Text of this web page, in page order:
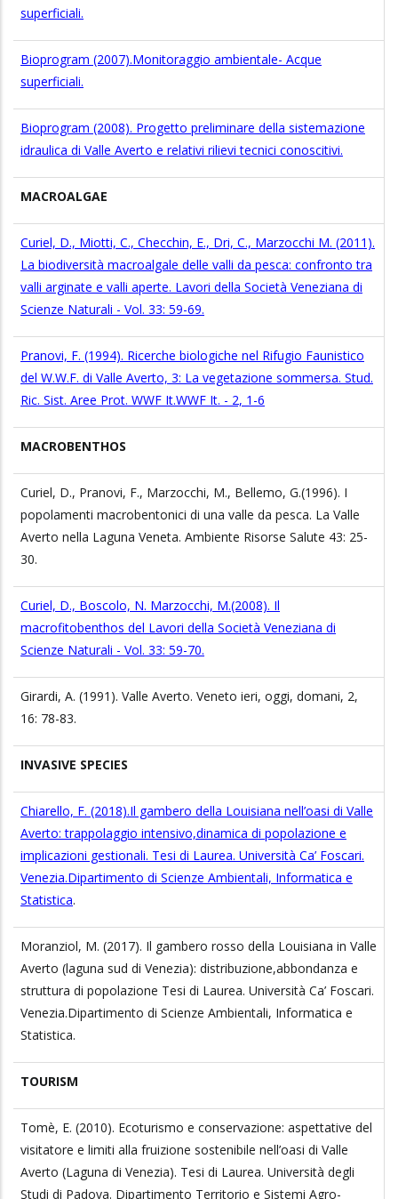
superficiali.
Bioprogram (2007).Monitoraggio ambientale- Acque
superficiali.
Bioprogram (2008). Progetto preliminare della sistemazione
idraulica di Valle Averto e relativi rilievi tecnici conoscitivi.
MACROALGAE
Curiel, D., Miotti, C., Checchin, E., Dri, C., Marzocchi M. (2011).
La biodiversità macroalgale delle valli da pesca: confronto tra
valli arginate e valli aperte. Lavori della Società Veneziana di
Scienze Naturali - Vol. 33: 59-69.
Pranovi, F. (1994). Ricerche biologiche nel Rifugio Faunistico
del W.W.F. di Valle Averto, 3: La vegetazione sommersa. Stud.
Ric. Sist. Aree Prot. WWF It.WWF It. - 2, 1-6
MACROBENTHOS
Curiel, D., Pranovi, F., Marzocchi, M., Bellemo, G.(1996). I
popolamenti macrobentonici di una valle da pesca. La Valle
Averto nella Laguna Veneta. Ambiente Risorse Salute 43: 25-
30.
Curiel, D., Boscolo, N. Marzocchi, M.(2008). Il
macrofitobenthos del Lavori della Società Veneziana di
Scienze Naturali - Vol. 33: 59-70.
Girardi, A. (1991). Valle Averto. Veneto ieri, oggi, domani, 2,
16: 78-83.
INVASIVE SPECIES
Chiarello, F. (2018).Il gambero della Louisiana nell’oasi di Valle
Averto: trappolaggio intensivo,dinamica di popolazione e
implicazioni gestionali. Tesi di Laurea. Università Ca’ Foscari.
Venezia.Dipartimento di Scienze Ambientali, Informatica e
Statistica.
Moranziol, M. (2017). Il gambero rosso della Louisiana in Valle
Averto (laguna sud di Venezia): distribuzione,abbondanza e
struttura di popolazione Tesi di Laurea. Università Ca’ Foscari.
Venezia.Dipartimento di Scienze Ambientali, Informatica e
Statistica.
TOURISM
Tomè, E. (2010). Ecoturismo e conservazione: aspettative del
visitatore e limiti alla fruizione sostenibile nell’oasi di Valle
Averto (Laguna di Venezia). Tesi di Laurea. Università degli
Studi di Padova. Dipartimento Territorio e Sistemi Agro-